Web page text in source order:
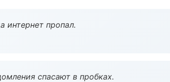
интернет пропал.
спасают в пробках.